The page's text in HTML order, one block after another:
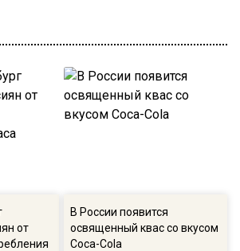
от
В России появится
освященный квас со вкусом
Coca-Cola